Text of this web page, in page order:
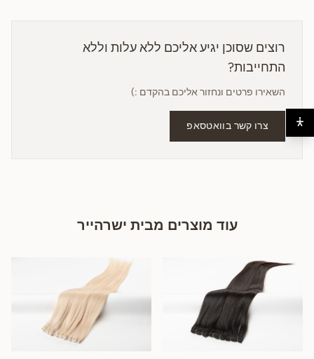
רוצים שסוכן יגיע אליכם ללא עלות וללא
התחייבות?
השאירו פרטים ונחזור אליכם בהקדם :)
צרו קשר בוואטסאפ
עוד מוצרים מבית ישרהייר